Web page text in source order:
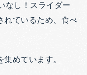
なし！スライダー
れているため、食べ
めています。